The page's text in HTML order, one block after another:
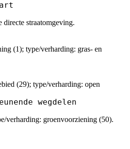
directe straatomgeving.
(1); type/verharding: gras- en
(29); type/verharding: open
wegdelen
verharding: groenvoorziening (50).